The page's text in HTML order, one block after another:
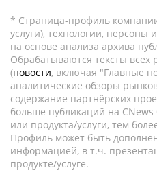
* Страница-профиль
услуги), технологии, персоны
на основе анализа архива
Обрабатываются тексты всех
(новости, включая "Главные
аналитические обзоры
содержание партнёрских
больше публикаций на
или продукта/услуги, тем
Профиль может быть
информацией, в т.ч.
продукте/услуге.